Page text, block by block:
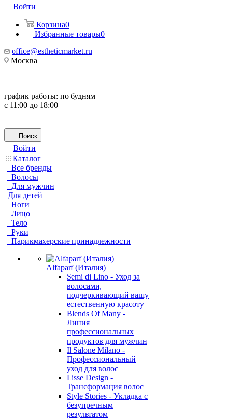
Войти
Корзина0
Избранные товары0
office@estheticmarket.ru
Москва
график работы: по будням
с 11:00 до 18:00
Поиск
Войти
Каталог
Все бренды
Волосы
Для мужчин
Для детей
Ноги
Лицо
Тело
Руки
Парикмахерские принадлежности
Alfaparf (Италия)
Semi di Lino - Уход за
волосами,
подчеркивающий вашу
естественную красоту
Blends Of Many -
Линия
профессиональных
продуктов для мужчин
Il Salone Milano -
Профессиональный
уход для волос
Lisse Design -
Трансформация волос
Style Stories - Укладка с
безупречным
результатом